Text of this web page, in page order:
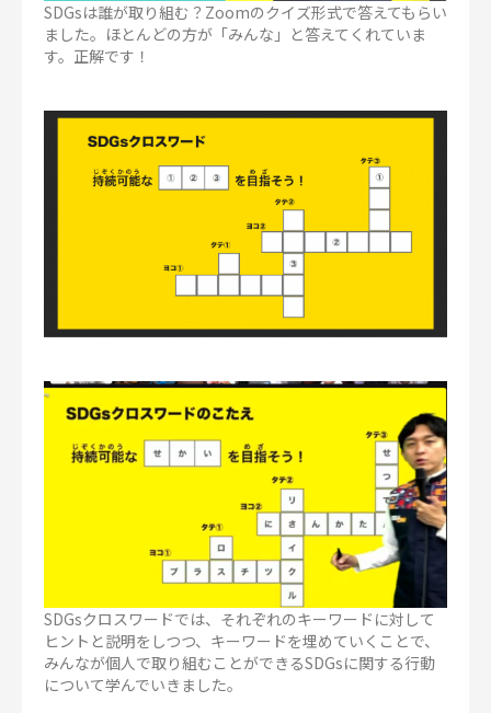
SDGsは誰が取り組む？Zoomのクイズ形式で答えてもらい
ました。ほとんどの方が「みんな」と答えてくれていま
す。正解です！
SDGsクロスワードでは、それぞれのキーワードに対して
ヒントと説明をしつつ、キーワードを埋めていくことで、
みんなが個人で取り組むことができるSDGsに関する行動
について学んでいきました。